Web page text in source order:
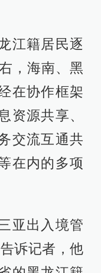
江籍居民逐
，海南、黑
在协作框架
资源共享、
交流互通共
在内的多项
亚出入境管
诉记者，他